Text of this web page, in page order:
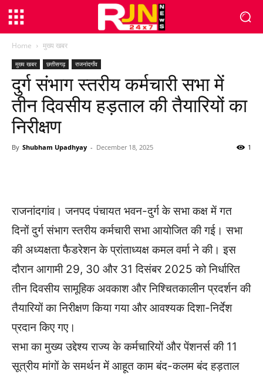
Home मुख्य खबर
मुख्य खबर छत्तीसगढ़ राजनांदगाँव
दुर्ग संभाग स्तरीय कर्मचारी सभा में
तीन दिवसीय हड़ताल की तैयारियों का
निरीक्षण
By Shubham Upadhyay - December 18, 2025 1
राजनांदगांव। जनपद पंचायत भवन-दुर्ग के सभा कक्ष में गत
दिनों दुर्ग संभाग स्तरीय कर्मचारी सभा आयोजित की गई। सभा
की अध्यक्षता फैडरेशन के प्रांताध्यक्ष कमल वर्मा ने की। इस
दौरान आगामी 29, 30 और 31 दिसंबर 2025 को निर्धारित
तीन दिवसीय सामूहिक अवकाश और निश्चितकालीन प्रदर्शन की
तैयारियों का निरीक्षण किया गया और आवश्यक दिशा-निर्देश
प्रदान किए गए।
सभा का मुख्य उद्देश्य राज्य के कर्मचारियों और पेंशनर्स की 11
सूत्रीय मांगों के समर्थन में आहूत काम बंद-कलम बंद हड़ताल